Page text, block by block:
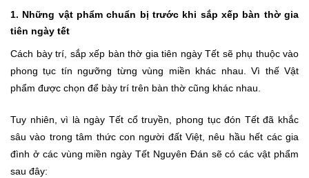
1. Những vật phẩm chuẩn bị trước khi sắp xếp bàn thờ gia
tiên ngày tết
Cách bày trí, sắp xếp bàn thờ gia tiên ngày Tết sẽ phụ thuộc vào
phong tục tín ngưỡng từng vùng miền khác nhau. Vì thế Vật
phẩm được chọn để bày trí trên bàn thờ cũng khác nhau.
Tuy nhiên, vì là ngày Tết cổ truyền, phong tục đón Tết đã khắc
sâu vào trong tâm thức con người đất Việt, nêu hầu hết các gia
đình ở các vùng miền ngày Tết Nguyên Đán sẽ có các vật phẩm
sau đây: